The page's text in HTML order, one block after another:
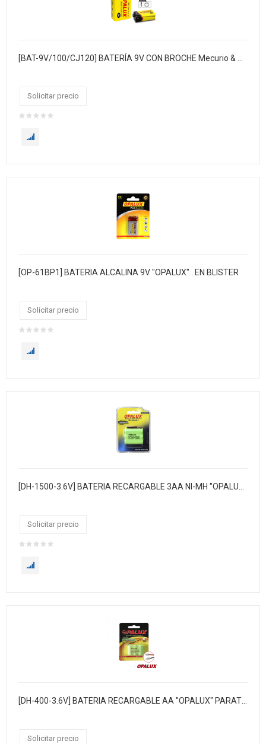
[BAT-9V/100/CJ120] BATERÍA 9V CON BROCHE Mecurio & Cadmio (Hg & Cd)
Solicitar precio
[OP-61BP1] BATERIA ALCALINA 9V "OPALUX" . EN BLISTER
Solicitar precio
[DH-1500-3.6V] BATERIA RECARGABLE 3AA NI-MH "OPALUX" PARA TELEFONO INALAMBRICO. 1500 MAH 3.6V. EN BLISTER/ CAJA X 10 / MASTER X 200
Solicitar precio
[DH-400-3.6V] BATERIA RECARGABLE AA "OPALUX" PARATELEFONO INALAMBRICO. 400 MAH 3.6V. EN BLISTER. 10 X CAJA
Solicitar precio